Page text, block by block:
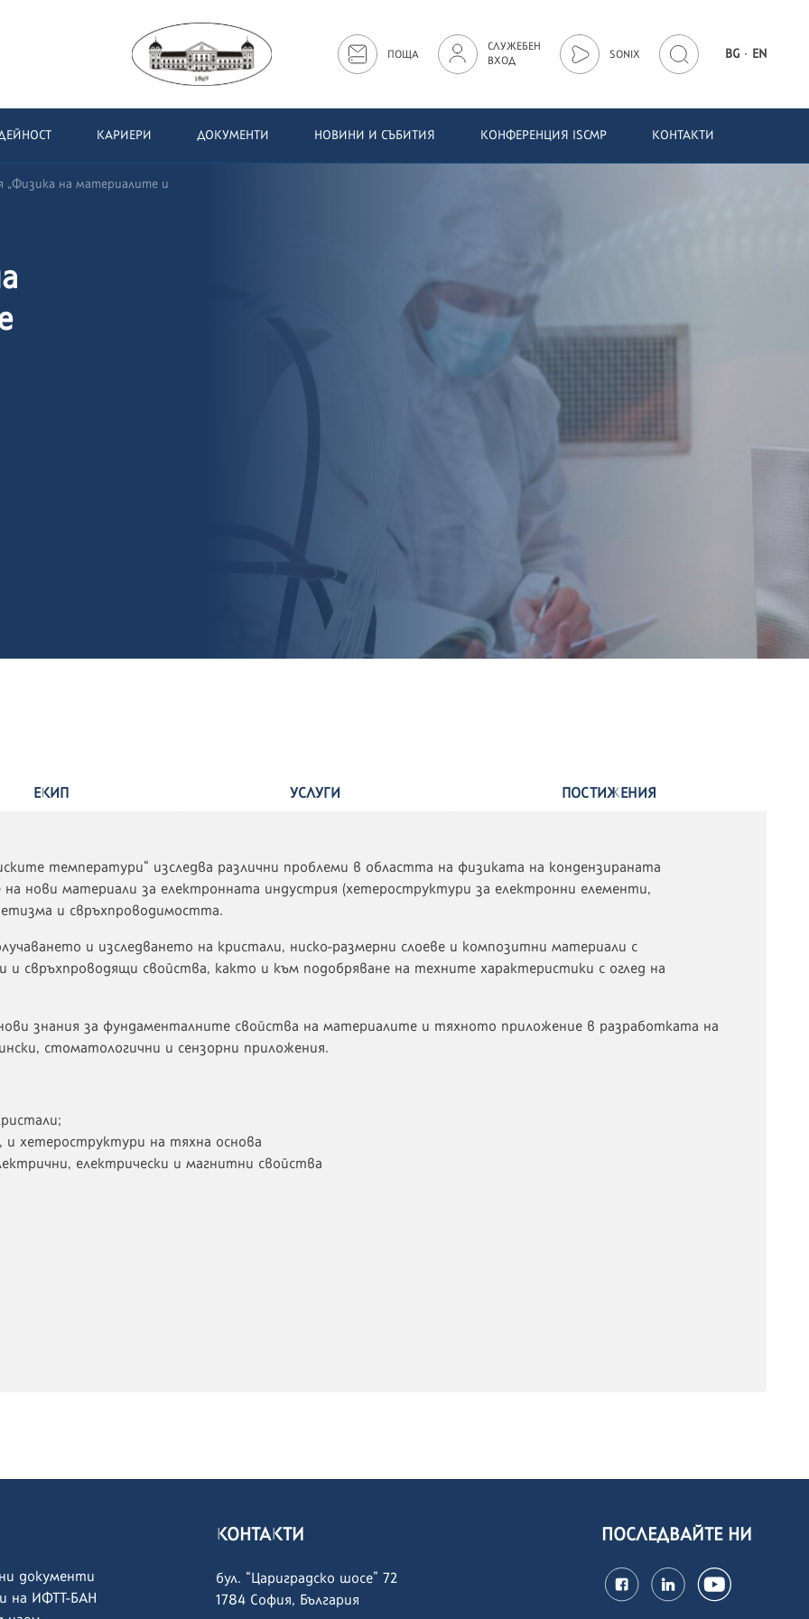
ПОЩА
СЛУЖЕБЕН
ВХОД
SONIX BG· EN
КАРИЕРИ ДОКУМЕНТИ НОВИНИ И СЪБИТИЯ КОНФЕРЕНЦИЯ ISCMP КОНТАКТИ
„Физика на материалите и
ЕКИП УСЛУГИ ПОСТИЖЕНИЯ
температури“ изследва различни проблеми в областта на физиката на кондензираната
на нови материали за електронната индустрия (хетероструктури за електронни елементи,
и свръхпроводимостта.
и изследването на кристали, ниско-размерни слоеве и композитни материали с
свръхпроводящи свойства, както и към подобряване на техните характеристики с оглед на
знания за фундаменталните свойства на материалите и тяхното приложение в разработката на
стоматологични и сензорни приложения.
и хетероструктури на тяхна основа
електрически и магнитни свойства
документи
на ИФТТ-БАН
КОНТАКТИ
бул. “Цариградско шосе” 72
1784 София, България
ПОСЛЕДВАЙТЕ НИ